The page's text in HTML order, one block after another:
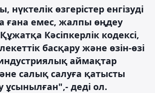
өзгерістер енгізуді
ғана емес, жалпы өңдеу
Кәсіпкерлік кодексі,
басқару және өзін-өзі
аймақтар
салық салуға қатысты
ұсынылған",- деді ол.